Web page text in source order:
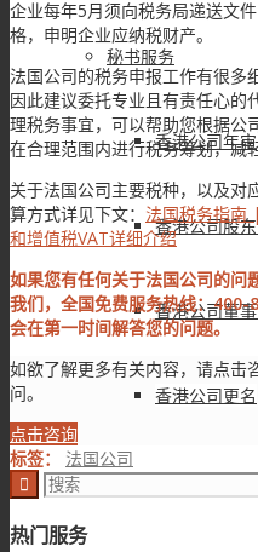
秘书服务
香港公司年审
香港公司股
香港公司董
香港公司更名
香港公司注销
企业每年5月须向税务局递送文
格，申明企业应纳税财产。
法国公司的税务申报工作有很多
因此建议委托专业且有责任心的
理税务事宜，可以帮助您根据公
在合理范围内进行税务筹划，减
关于法国公司主要税种，以及对
算方式详见下文： 法国税务指南
和增值税VAT详细介绍
如果您有任何关于法国公司的问
我们，全国免费服务热线：400-
会在第一时间解答您的问题。
如欲了解更多有关内容，请点击
问。
点击咨询
标签：
法国公司
热门服务